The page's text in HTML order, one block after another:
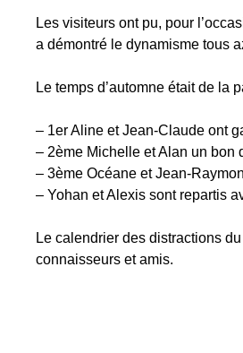
Les visiteurs ont pu, pour
a démontré le dynamisme tous
Le temps d’automne était de la
– 1er Aline et Jean-Claude ont
– 2ème Michelle et Alan un bon
– 3ème Océane et Jean-
– Yohan et Alexis sont repartis
Le calendrier des distractions
connaisseurs et amis.